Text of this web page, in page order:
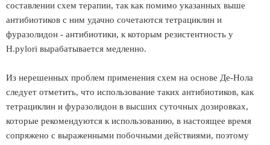
составлении схем терапии, так как помимо указанных выше
антибиотиков с ним удачно сочетаются тетрациклин и
фуразолидон - антибиотики, к которым резистентность у
Н.pylori вырабатывается медленно.
Из нерешенных проблем применения схем на основе Де-Нола
следует отметить, что использование таких антибиотиков, как
тетрациклин и фуразолидон в высших суточных дозировках,
которые рекомендуются к использованию, в настоящее время
сопряжено с выраженными побочными действиями, поэтому